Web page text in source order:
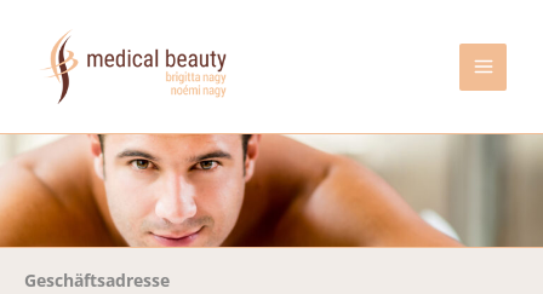
springen
Geschäftsadresse